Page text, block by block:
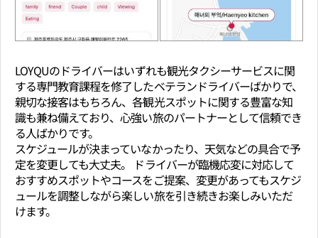
LOYQUのドライバーはいずれも観光タクシーサービスに関
する専門教育課程を修了したベテランドライバーばかりで、
親切な接客はもちろん、各観光スポットに関する豊富な知
識も兼ね備えており、心強い旅のパートナーとして信頼でき
る人ばかりです。
スケジュールが決まっていなかったり、天気などの具合で予
定を変更しても大丈夫。 ドライバーが臨機応変に対応して
おすすめスポットやコースをご提案、変更があってもスケジ
ュールを調整しながら楽しい旅を引き続きお楽しみいただ
けます。